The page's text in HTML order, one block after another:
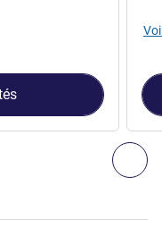
Classique - 1 lit double